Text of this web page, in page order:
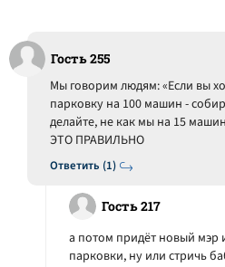
Гость 255
Ответить (1)
Мы говорим людям: «Если вы
парковку на 100 машин -
делайте, не как мы на 15
ЭТО ПРАВИЛЬНО
Гость 217
а потом придёт новый мэр
парковки, ну или стричь